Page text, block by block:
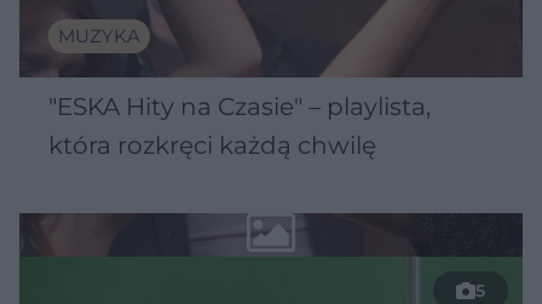
MUZYKA
"ESKA Hity na Czasie" – playlista,
która rozkręci każdą chwilę
5